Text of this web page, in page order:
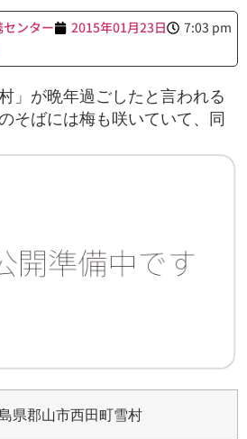
ンター 2015年01月23日
7:03 pm
」が晩年過ごしたと言われる
そばには梅も咲いていて、同
県郡山市西田町雪村